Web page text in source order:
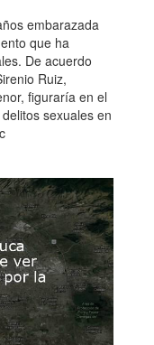
embarazada
que ha
De acuerdo
Ruiz,
figuraría en el
sexuales en